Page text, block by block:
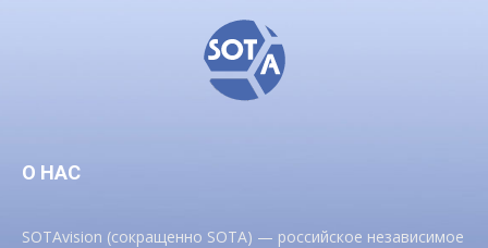
О НАС
SOTAvision (сокращенно SOTA) — российское независимое